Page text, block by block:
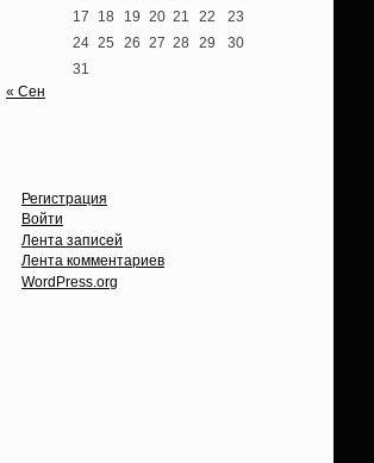
17
18 19 20 21 22
23
24 25 26 27 28 29
30
31
« Сен
Регистрация
Войти
Лента записей
Лента комментариев
WordPress.org